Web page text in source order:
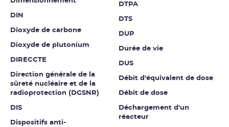
DIN
Dioxyde de carbone
Dioxyde de plutonium
DIRECCTE
Direction générale de la
sûreté nucléaire et de la
radioprotection (DGSNR)
DIS
Dispositifs anti-
DTPA
DTS
DUP
Durée de vie
DUS
Débit d'équivalent de dose
Débit de dose
Déchargement d'un
réacteur